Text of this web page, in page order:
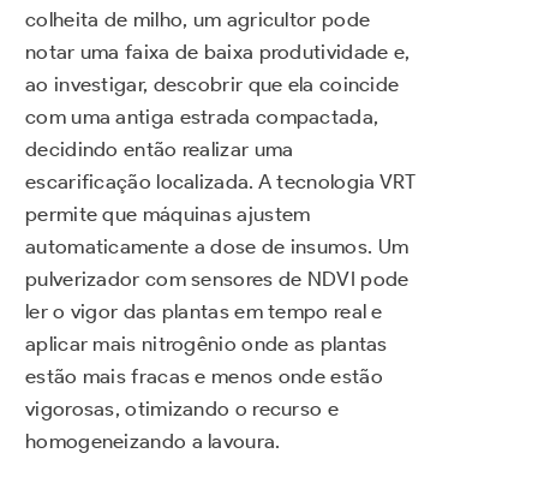
colheita de milho, um agricultor pode
notar uma faixa de baixa produtividade e,
ao investigar, descobrir que ela coincide
com uma antiga estrada compactada,
decidindo então realizar uma
escarificação localizada. A tecnologia VRT
permite que máquinas ajustem
automaticamente a dose de insumos. Um
pulverizador com sensores de NDVI pode
ler o vigor das plantas em tempo real e
aplicar mais nitrogênio onde as plantas
estão mais fracas e menos onde estão
vigorosas, otimizando o recurso e
homogeneizando a lavoura.